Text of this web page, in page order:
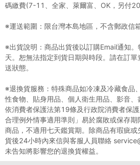
碼繳費(7-11、全家、萊爾富、OK，另付20
※運送範圍：限台灣本島地區，不含郵政信箱
※出貨說明：商品出貨後以訂購Email通知
天。恕無法指定到貨日期與時段。請在訂
送狀態。
※退換貨服務：特殊商品如冷凍及冷藏食品
性食物、貼身用品、個人衛生用品、影音、
依消費者保護法第19條及行政院消費者保
合理例外情事適用準則」易於腐敗或保存期
商品，不適用七天鑑賞期。除商品有瑕疵
貨後24小時內來信與客服人員聯絡
未告知將影響您的退換貨權益。